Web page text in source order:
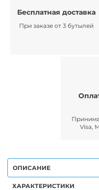
Бесплатная доставка
При заказе от 3 бутылей
Visa,
ОПИСАНИЕ
ХАРАКТЕРИСТИКИ